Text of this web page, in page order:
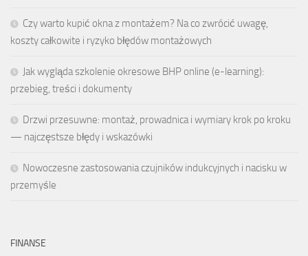
Czy warto kupić okna z montażem? Na co zwrócić uwagę,
koszty całkowite i ryzyko błędów montażowych
Jak wygląda szkolenie okresowe BHP online (e-learning):
przebieg, treści i dokumenty
Drzwi przesuwne: montaż, prowadnica i wymiary krok po kroku
— najczęstsze błędy i wskazówki
Nowoczesne zastosowania czujników indukcyjnych i nacisku w
przemyśle
FINANSE